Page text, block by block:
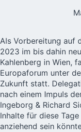
Als Vorbereitung auf
2023 im bis dahin
Kahlenberg in Wien,
Europaforum unter
Zukunft statt.
nach einem Impuls
Ingeborg & Richard
Inhalte für diese
anziehend sein